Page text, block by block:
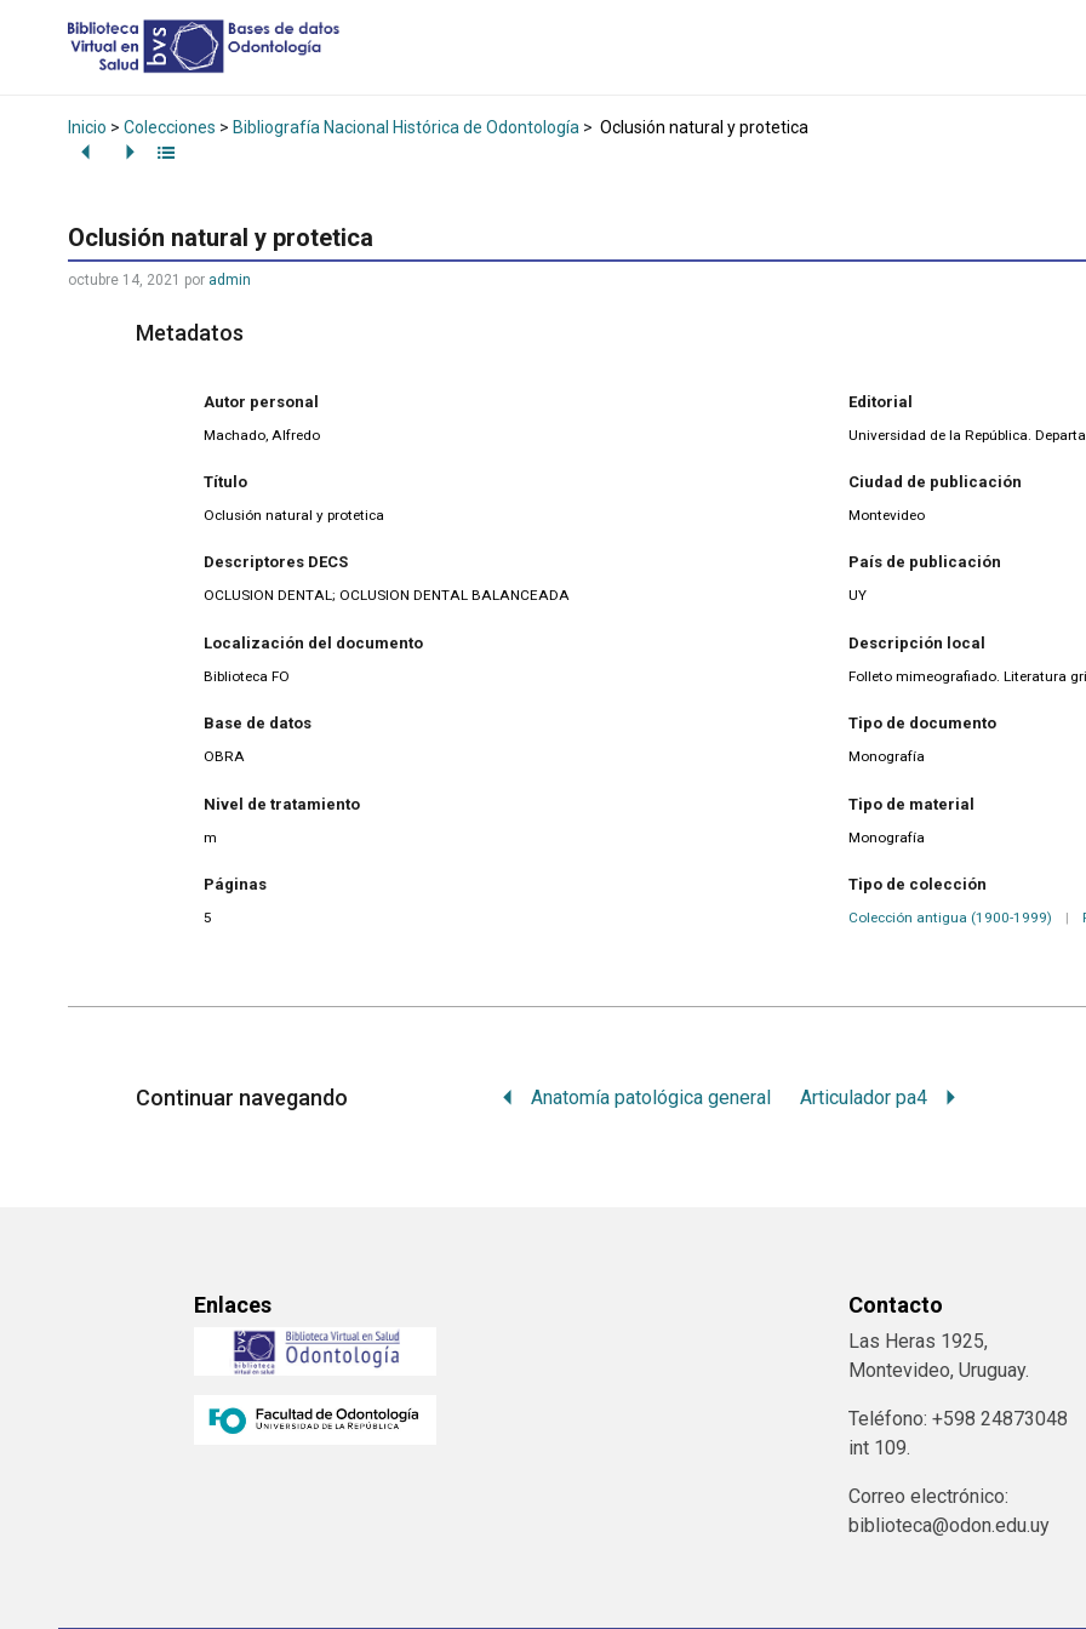
Inicio > Colecciones > Bibliografía Nacional Histórica de Odontología > Oclusión natural y protetica
Oclusión natural y protetica
octubre 14, 2021 por admin
Metadatos
Autor personal
Machado, Alfredo
Título
Oclusión natural y protetica
Descriptores DECS
OCLUSION DENTAL; OCLUSION DENTAL BALANCEADA
Localización del documento
Biblioteca FO
Base de datos
OBRA
Nivel de tratamiento
m
Páginas
5
Editorial
Universidad de la República.
Ciudad de publicación
Montevideo
País de publicación
UY
Descripción local
Folleto mimeografiado. Literatura
Tipo de documento
Monografía
Tipo de material
Monografía
Tipo de colección
Colección antigua (1900-1999) |
Continuar navegando Anatomía patológica general Articulador pa4
Enlaces Contacto
Las Heras 1925,
Montevideo, Uruguay.
Teléfono: +598 24873048
int 109.
Correo electrónico:
biblioteca@odon.edu.uy